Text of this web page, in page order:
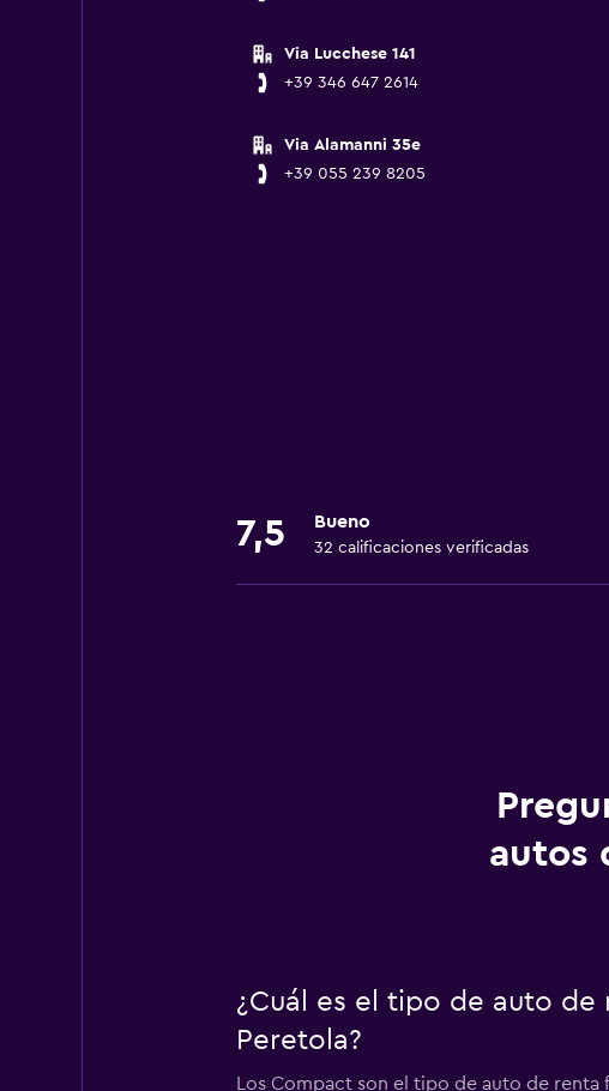
Via Lucchese 141
+39 346 647 2614
Via Alamanni 35e
+39 055 239 8205
7,5 Bueno
32 calificaciones verificadas
autos
¿Cuál es el tipo de auto
Peretola?
Los Compact son el tipo de auto de